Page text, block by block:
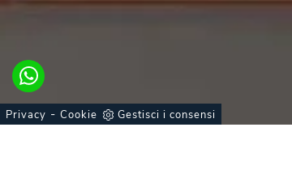
Privacy - Cookie Gestisci i consensi